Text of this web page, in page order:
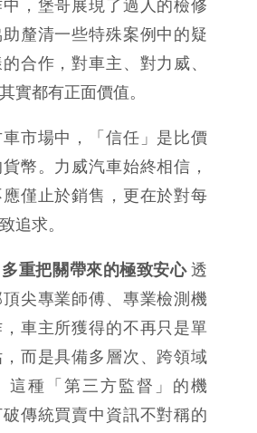
，堡哥展現了過人的檢修
釐清一些特殊案例中的疑
合作，對車主、對力威、
實都有正面價值。
市場中，「信任」是比價
幣。力威汽車始終相信，
僅止於銷售，更在於對每
追求。
重把關帶來的極致安心 透
尖專業師傅、專業檢測機
車主所獲得的不再只是單
而是具備多層次、跨領域
這種「第三方監督」的機
傳統買賣中資訊不對稱的